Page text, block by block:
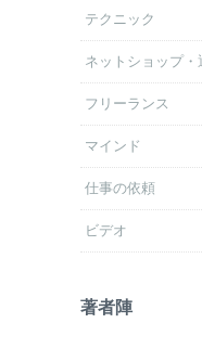
テクニック
ネットショップ・
フリーランス
マインド
仕事の依頼
ビデオ
著者陣